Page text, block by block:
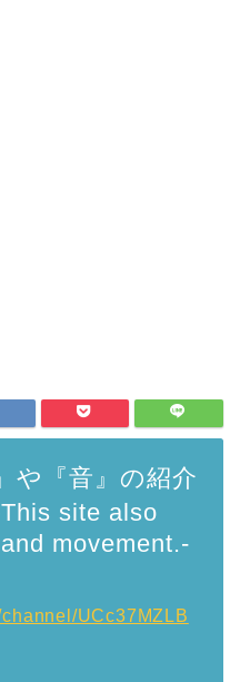
や『音』の紹介
site also
movement.-
UCc37MZLB